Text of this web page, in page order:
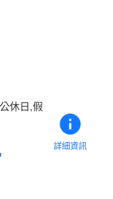
休日,假
詳細資訊